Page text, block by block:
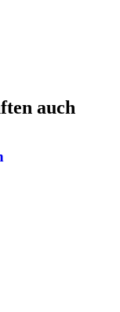
auch